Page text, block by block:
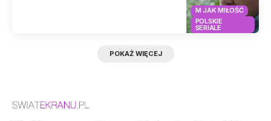
M JAK MIŁOŚĆ
POLSKIE
SERIALE
POKAŻ WIĘCEJ